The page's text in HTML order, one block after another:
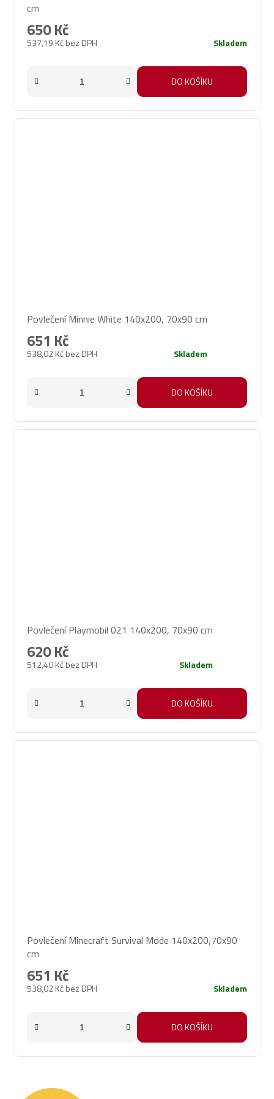
cm
537,19 Kč bez DPH
650 Kč
Skladem
DO KOŠÍKU
Povlečení Minnie White 140x200, 70x90 cm
538,02 Kč bez DPH
651 Kč
Skladem
DO KOŠÍKU
Povlečení Playmobil 021 140x200, 70x90 cm
512,40 Kč bez DPH
620 Kč
Skladem
DO KOŠÍKU
Povlečení Minecraft Survival Mode 140x200,70x90
cm
538,02 Kč bez DPH
651 Kč
Skladem
DO KOŠÍKU